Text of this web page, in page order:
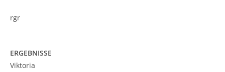
rgr
ERGEBNISSE
Viktoria